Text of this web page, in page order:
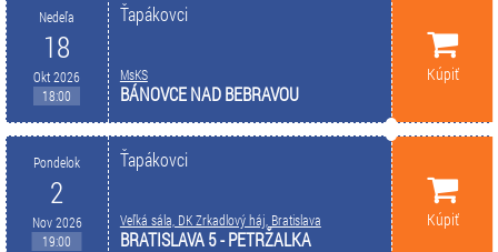
Nedeľa
18
Okt 2026
18:00
Ťapákovci
MsKS
BÁNOVCE NAD BEBRAVOU
Kúpiť
Pondelok
2
Nov 2026
19:00
Ťapákovci
Veľká sála, DK Zrkadlový háj, Bratislava
BRATISLAVA 5 - PETRŽALKA
Kúpiť